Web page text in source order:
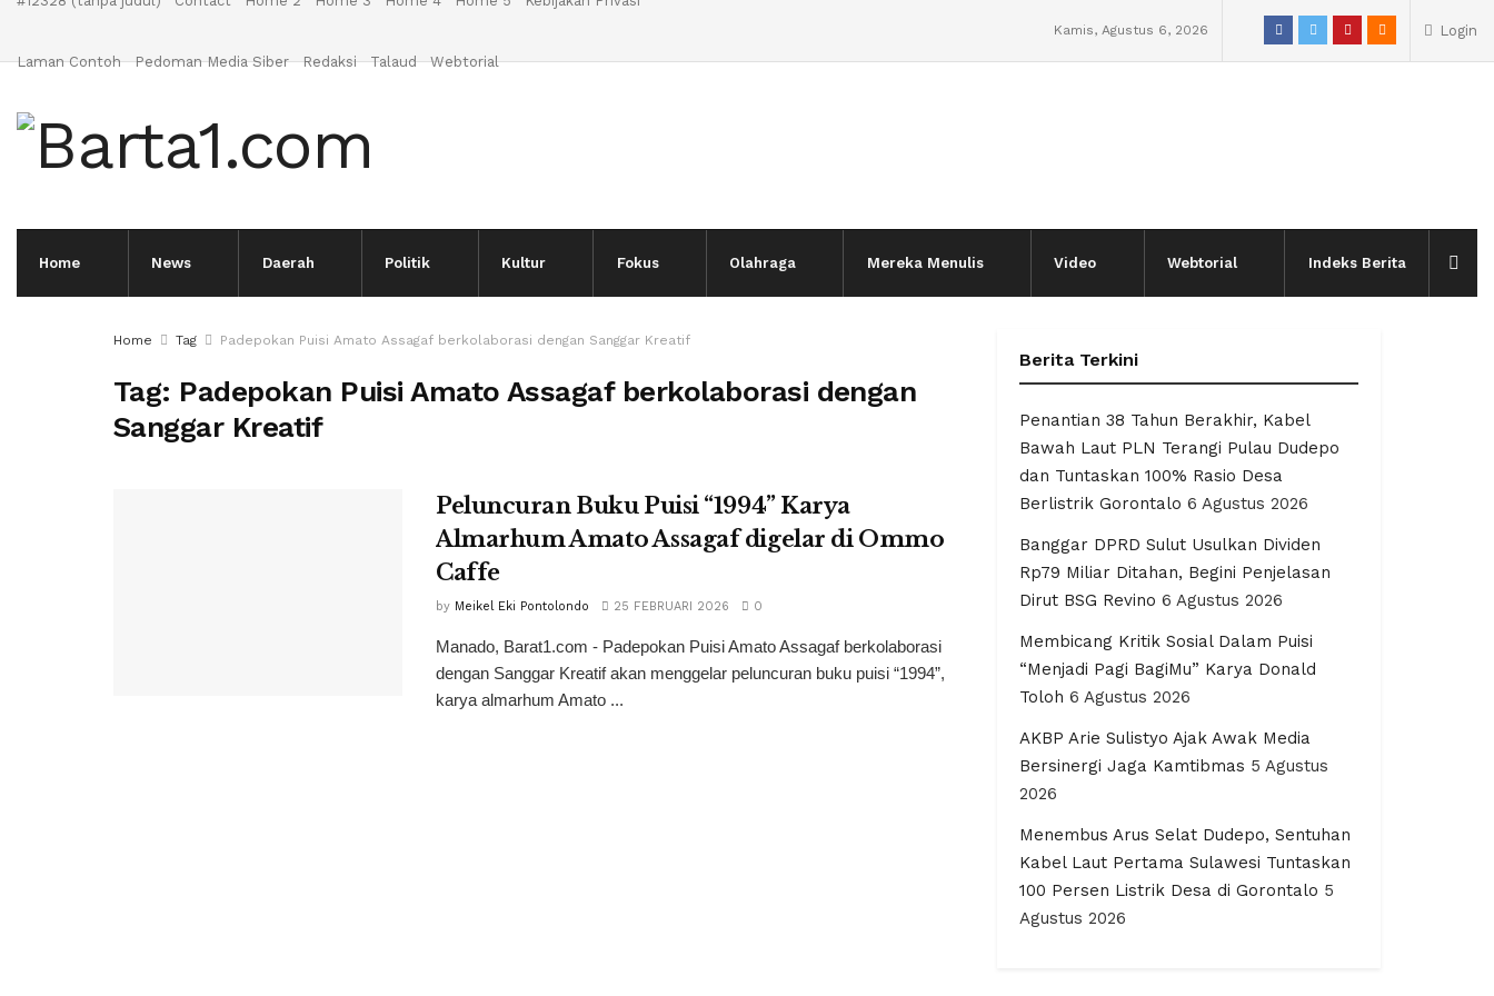
Laman Contoh Pedoman Media Siber Redaksi Talaud Webtorial
Kamis, Agustus 6, 2026 Login
Home News Daerah Politik Kultur Fokus Olahraga Mereka Menulis Video Webtorial Indeks Berita
Home Tag Padepokan Puisi Amato Assagaf berkolaborasi dengan Sanggar Kreatif
Tag: Padepokan Puisi Amato Assagaf berkolaborasi dengan
Sanggar Kreatif
Peluncuran Buku Puisi “1994” Karya
Almarhum Amato Assagaf digelar di Ommo
Caffe
by Meikel Eki Pontolondo 25 FEBRUARI 2026 0
Manado, Barat1.com - Padepokan Puisi Amato Assagaf berkolaborasi
dengan Sanggar Kreatif akan menggelar peluncuran buku puisi “1994”,
karya almarhum Amato ...
Berita Terkini
Penantian 38 Tahun Berakhir, Kabel
Bawah Laut PLN Terangi Pulau Dudepo
dan Tuntaskan 100% Rasio Desa
Berlistrik Gorontalo 6 Agustus 2026
Banggar DPRD Sulut Usulkan Dividen
Rp79 Miliar Ditahan, Begini Penjelasan
Dirut BSG Revino 6 Agustus 2026
Membicang Kritik Sosial Dalam Puisi
“Menjadi Pagi BagiMu” Karya Donald
Toloh 6 Agustus 2026
AKBP Arie Sulistyo Ajak Awak Media
Bersinergi Jaga Kamtibmas 5 Agustus
2026
Menembus Arus Selat Dudepo, Sentuhan
Kabel Laut Pertama Sulawesi Tuntaskan
100 Persen Listrik Desa di Gorontalo 5
Agustus 2026